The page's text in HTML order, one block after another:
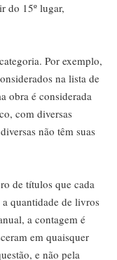
do 15º lugar,
Por exemplo,
na lista de
obra é considerada
com diversas
não têm suas
de títulos que cada
quantidade de livros
a contagem é
em quaisquer
e não pela